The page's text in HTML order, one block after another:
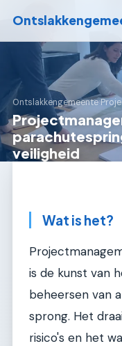
Ontslakkengemeente›
veiligheid
Wat is het?
is de kunst van
beheersen van
sprong. Het
risico's en het